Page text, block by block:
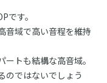
です。
音域で高い音程を維持
トも結構な高音域。
のではないでしょう